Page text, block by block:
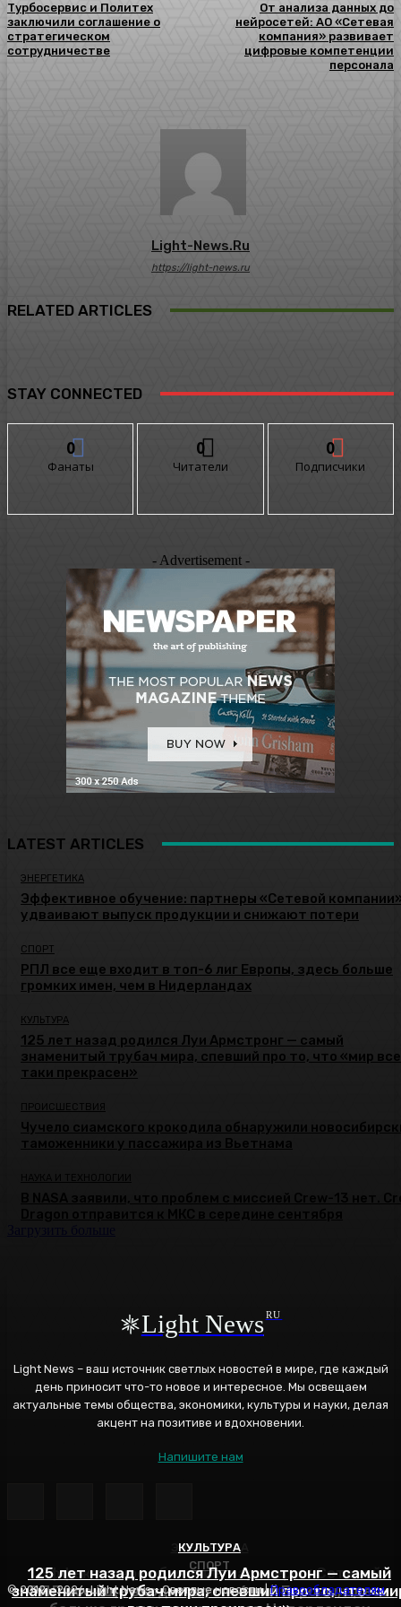
Турбосервис и Политех
заключили соглашение о
стратегическом
сотрудничестве
От анализа данных до
нейросетей: АО «Сетевая
компания» развивает
цифровые компетенции
персонала
Light-News.ru
https://light-news.ru
RELATED ARTICLES
ЭНЕРГЕТИКА
Эффективное обучение: партнеры «Сетевой
компании» удваивают выпуск продукции и
СПОРТ
РПЛ все еще входит в топ-6 лиг Европы, здесь
КУЛЬТУРА
125 лет назад родился Луи Армстронг — самый
знаменитый трубач мира, спевший про то, что
STAY CONNECTED
0
Фанаты
0
Читатели
0
Подписчики
- Advertisement -
LATEST ARTICLES
ЭНЕРГЕТИКА
Эффективное обучение: партнеры «Сетевой
удваивают выпуск продукции и снижают потери
СПОРТ
РПЛ все еще входит в топ-6 лиг Европы, здесь больше
громких имен, чем в Нидерландах
КУЛЬТУРА
125 лет назад родился Луи Армстронг — самый
знаменитый трубач мира, спевший про то, что «мир
таки прекрасен»
ПРОИСШЕСТВИЯ
Чучело сиамского крокодила обнаружили
таможенники у пассажира из Вьетнама
Light NewsRU
Light News – ваш источник светлых новостей в мире, где каждый
день приносит что-то новое и интересное. Мы освещаем
актуальные темы общества, экономики, культуры и науки, делая
акцент на позитиве и вдохновении.
Напишите нам
© 2012 - 2026, Light News - Светлые новости |Правообладателям